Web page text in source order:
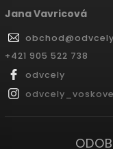
Jana Vavricová
obchod@
+421 905 522 738
odvcely